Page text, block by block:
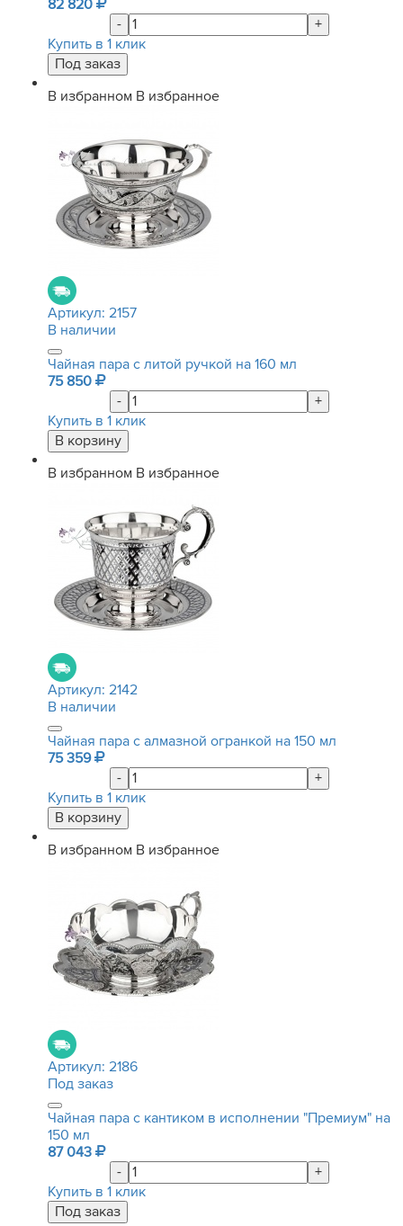
82 820
-
+
Купить в 1 клик
В избранном В избранное
Артикул: 2157
В наличии
Чайная пара с литой ручкой на 160 мл
75 850
-
+
Купить в 1 клик
В избранном В избранное
Артикул: 2142
В наличии
Чайная пара с алмазной огранкой на 150 мл
75 359
-
+
Купить в 1 клик
В избранном В избранное
Артикул: 2186
Под заказ
Чайная пара с кантиком в исполнении "Премиум" на
150 мл
87 043
-
+
Купить в 1 клик